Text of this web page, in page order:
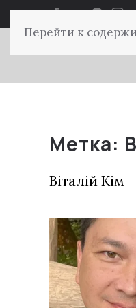
Перейти к
Метка:
Віталій Кім